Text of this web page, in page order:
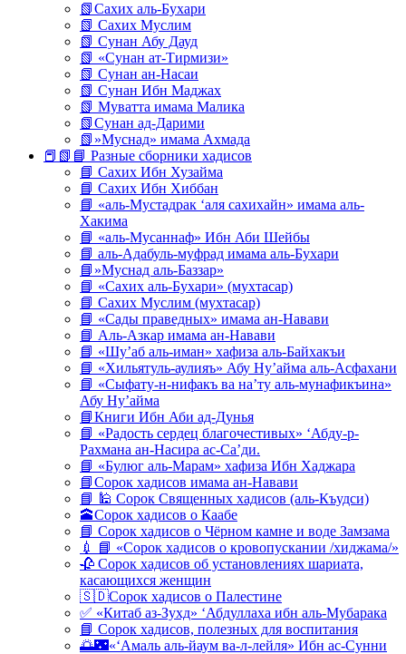
📗Сахих аль-Бухари
📗 Сахих Муслим
📗 Сунан Абу Дауд
📗 «Сунан ат-Тирмизи»
📗 Сунан ан-Насаи
📗 Сунан Ибн Маджах
📗 Муватта имама Малика
📗Сунан ад-Дарими
📗»Муснад» имама Ахмада
📕📗📘 Разные сборники хадисов
📘 Сахих Ибн Хузайма
📘 Сахих Ибн Хиббан
📘 «аль-Мустадрак ‘аля сахихайн» имама аль-
Хакима
📘 «аль-Мусаннаф» Ибн Аби Шейбы
📘 аль-Адабуль-муфрад имама аль-Бухари
📘»Муснад аль-Баззар»
📘 «Сахих аль-Бухари» (мухтасар)
📘 Сахих Муслим (мухтасар)
📘 «Сады праведных» имама ан-Навави
📘 Аль-Азкар имама ан-Навави
📘 «Шу’аб аль-иман» хафиза аль-Байхакъи
📘 «Хильятуль-аулияъ» Абу Ну’айма аль-Асфахани
📘 «Сыфату-н-нифакъ ва на’ту аль-мунафикъина»
Абу Ну’айма
📘Книги Ибн Аби ад-Дунья
📘 «Радость сердец благочестивых» ‘Абду-р-
Рахмана ан-Насира ас-Са’ди.
📘 «Булюг аль-Марам» хафиза Ибн Хаджара
📘Сорок хадисов имама ан-Навави
📘 🕌 Сорок Священных хадисов (аль-Къудси)
🕋Сорок хадисов о Каабе
📘 Сорок хадисов о Чёрном камне и воде Замзама
💉 📘 «Сорок хадисов о кровопускании /хиджама/»
🥀 Сорок хадисов об установлениях шариата,
касающихся женщин
🇸🇩Сорок хадисов о Палестине
✅ «Китаб аз-Зухд» ‘Абдуллаха ибн аль-Мубарака
📘 Сорок хадисов, полезных для воспитания
🌅🌃«‘Амаль аль-йаум ва-л-лейля» Ибн ас-Сунни